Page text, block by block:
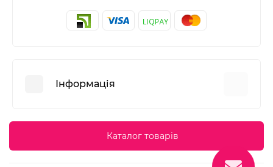
Інформація
Угода користувачаКаталог товарів